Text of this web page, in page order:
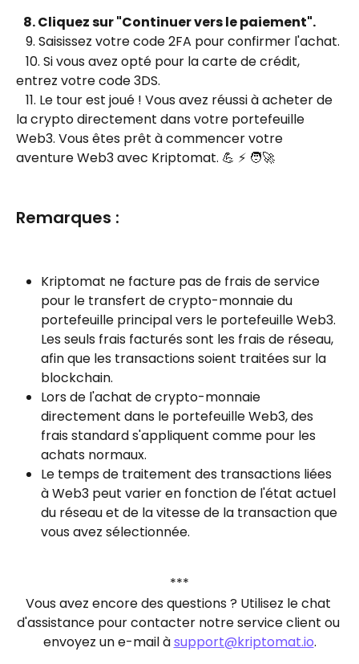
   8. Cliquez sur "Continuer vers le paiement".
   9. Saisissez votre code 2FA pour confirmer l'achat.
entrez votre code 3DS.
la crypto directement dans votre portefeuille
Web3. Vous êtes prêt à commencer votre
aventure Web3 avec Kriptomat. 💪 ⚡ 🧑‍🚀
Remarques :
Kriptomat ne facture pas de frais de service
pour le transfert de crypto-monnaie du
portefeuille principal vers le portefeuille Web3.
Les seuls frais facturés sont les frais de réseau,
afin que les transactions soient traitées sur la
blockchain.
Lors de l'achat de crypto-monnaie
directement dans le portefeuille Web3, des
frais standard s'appliquent comme pour les
achats normaux.
Le temps de traitement des transactions liées
à Web3 peut varier en fonction de l'état actuel
du réseau et de la vitesse de la transaction que
vous avez sélectionnée.
***
Vous avez encore des questions ? Utilisez le chat
d'assistance pour contacter notre service client ou
envoyez un e-mail à support@kriptomat.io.